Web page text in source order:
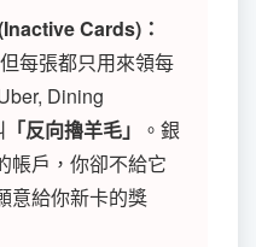
Cards)：
每張都只用來領每
Dining
「反向擼羊毛」
。銀
帳戶，你卻不給它
意給你新卡的獎